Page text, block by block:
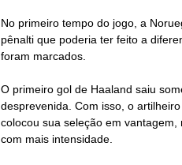
No primeiro tempo do jogo, a
pênalti que poderia ter feito a
foram marcados.
O primeiro gol de Haaland saiu
desprevenida. Com isso, o
colocou sua seleção em
com mais intensidade.